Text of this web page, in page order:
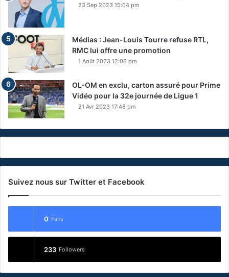
23 Sep 2023 15:04 pm
Médias : Jean-Louis Tourre refuse RTL,
RMC lui offre une promotion
1 Août 2023 12:06 pm
OL-OM en exclu, carton assuré pour Prime
Vidéo pour la 32e journée de Ligue 1
21 Avr 2023 17:48 pm
Suivez nous sur Twitter et Facebook
0 Fans
233 Followers